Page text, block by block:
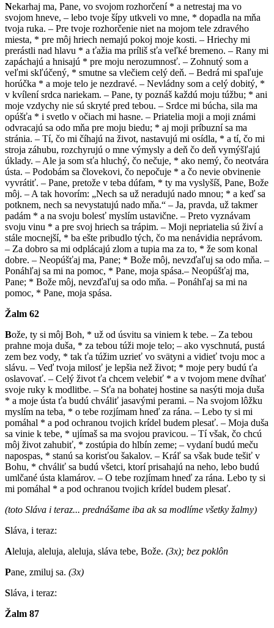
Nekarhaj ma, Pane, vo svojom rozhorčení * a netrestaj ma vo
svojom hneve, – lebo tvoje šípy utkveli vo mne, * dopadla na mňa
tvoja ruka. – Pre tvoje rozhorčenie niet na mojom tele zdravého
miesta, * pre môj hriech nemajú pokoj moje kosti. – Hriechy mi
prerástli nad hlavu * a ťažia ma príliš sťa veľké bremeno. – Rany mi
zapáchajú a hnisajú * pre moju nerozumnosť. – Zohnutý som a
veľmi skľúčený, * smutne sa vlečiem celý deň. – Bedrá mi spaľuje
horúčka * a moje telo je nezdravé. – Nevládny som a celý dobitý, *
v kvílení srdca nariekam. – Pane, ty poznáš každú moju túžbu; * ani
moje vzdychy nie sú skryté pred tebou. – Srdce mi búcha, sila ma
opúšťa * i svetlo v očiach mi hasne. – Priatelia moji a moji známi
odvracajú sa odo mňa pre moju biedu; * aj moji príbuzní sa ma
stránia. – Tí, čo mi číhajú na život, nastavujú mi osídla, * a tí, čo mi
stroja záhubu, rozchyrujú o mne výmysly a deň čo deň vymýšľajú
úklady. – Ale ja som sťa hluchý, čo nečuje, * ako nemý, čo neotvára
ústa. – Podobám sa človekovi, čo nepočuje * a čo nevie obvinenie
vyvrátiť. – Pane, pretože v teba dúfam, * ty ma vyslyšíš, Pane, Bože
môj. – A tak hovorím: „Nech sa už neradujú nado mnou; * a keď sa
potknem, nech sa nevystatujú nado mňa.“ – Ja, pravda, už takmer
padám * a na svoju bolesť myslím ustavične. – Preto vyznávam
svoju vinu * a pre svoj hriech sa trápim. – Moji nepriatelia sú živí a
stále mocnejší, * ba ešte pribudlo tých, čo ma nenávidia neprávom.
– Za dobro sa mi odplácajú zlom a tupia ma za to, * že som konal
dobre. – Neopúšťaj ma, Pane; * Bože môj, nevzďaľuj sa odo mňa. –
Ponáhľaj sa mi na pomoc, * Pane, moja spása.– Neopúšťaj ma,
Pane; * Bože môj, nevzďaľuj sa odo mňa. – Ponáhľaj sa mi na
pomoc, * Pane, moja spása.
Žalm 62
Bože, ty si môj Boh, * už od úsvitu sa viniem k tebe. – Za tebou
prahne moja duša, * za tebou túži moje telo; – ako vyschnutá, pustá
zem bez vody, * tak ťa túžim uzrieť vo svätyni a vidieť tvoju moc a
slávu. – Veď tvoja milosť je lepšia než život; * moje pery budú ťa
oslavovať. – Celý život ťa chcem velebiť * a v tvojom mene dvíhať
svoje ruky k modlitbe. – Sťa na bohatej hostine sa nasýti moja duša
* a moje ústa ťa budú chváliť jasavými perami. – Na svojom lôžku
myslím na teba, * o tebe rozjímam hneď za rána. – Lebo ty si mi
pomáhal * a pod ochranou tvojich krídel budem plesať. – Moja duša
sa vinie k tebe, * ujímaš sa ma svojou pravicou. – Tí však, čo chcú
môj život zahubiť, * zostúpia do hlbín zeme; – vydaní budú meču
napospas, * stanú sa korisťou šakalov. – Kráľ sa však bude tešiť v
Bohu, * chváliť sa budú všetci, ktorí prisahajú na neho, lebo budú
umlčané ústa klamárov. – O tebe rozjímam hneď za rána. Lebo ty si
mi pomáhal * a pod ochranou tvojich krídel budem plesať.
(toto Sláva i teraz... prednášame iba ak sa modlíme všetky žalmy)
Sláva, i teraz:
Aleluja, aleluja, aleluja, sláva tebe, Bože. (3x); bez poklôn
Pane, zmiluj sa. (3x)
Sláva, i teraz:
Žalm 87